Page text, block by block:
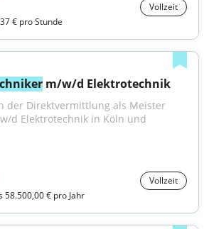
Vollzeit
€ pro Stunde
m/w/d Elektrotechnik
der Direktvermittlung als Meister
d Elektrotechnik in Köln und
Vollzeit
58.500,00 € pro Jahr